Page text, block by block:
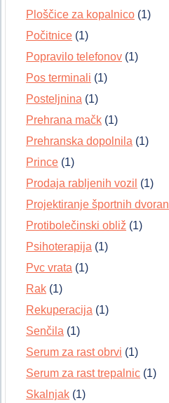
Ploščice za kopalnico (1)
Počitnice (1)
Popravilo telefonov (1)
Pos terminali (1)
Posteljnina (1)
Prehrana mačk (1)
Prehranska dopolnila (1)
Prince (1)
Prodaja rabljenih vozil (1)
Projektiranje športnih dvoran
Protibolečinski obliž (1)
Psihoterapija (1)
Pvc vrata (1)
Rak (1)
Rekuperacija (1)
Senčila (1)
Serum za rast obrvi (1)
Serum za rast trepalnic (1)
Skalnjak (1)